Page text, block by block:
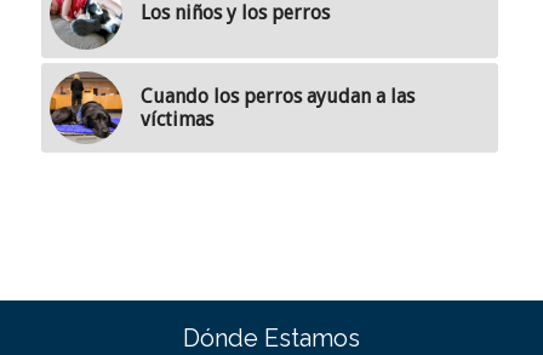
Los niños y los perros
Cuando los perros ayudan a las
víctimas
Dónde Estamos